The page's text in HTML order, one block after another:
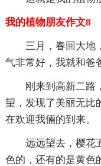
我的植物朋友作文8
三月，春回大地
气非常好，我就和爸
刚来到高新二路
望，发现了美丽无比
在欢迎我倆的到来。
远远望去，樱花
色的，还有的是黄